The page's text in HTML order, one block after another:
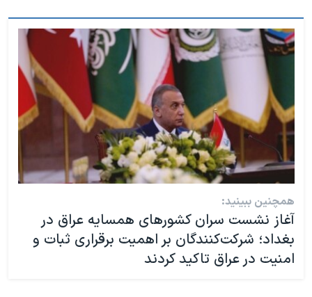
همچنین ببینید:
آغاز نشست سران کشورهای همسایە عراق در
بغداد؛ شرکت‌کنندگان بر اهمیت برقراری ثبات و
امنیت در عراق تاکید کردند